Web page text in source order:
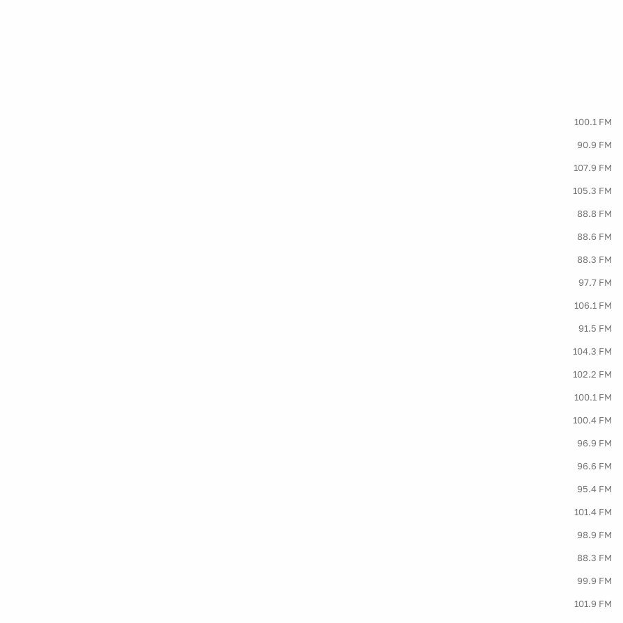
100.1 FM
90.9 FM
107.9 FM
105.3 FM
88.8 FM
88.6 FM
88.3 FM
97.7 FM
106.1 FM
91.5 FM
104.3 FM
102.2 FM
100.1 FM
100.4 FM
96.9 FM
96.6 FM
95.4 FM
101.4 FM
98.9 FM
88.3 FM
99.9 FM
101.9 FM